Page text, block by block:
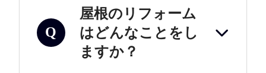
Q
屋根のリフォーム
はどんなことをし
ますか？